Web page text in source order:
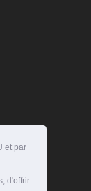
et par
d'offrir